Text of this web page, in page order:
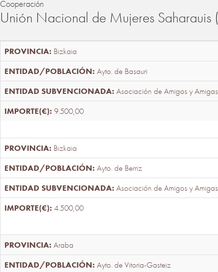
Cooperación
Unión Nacional de Mujeres
Bizkaia
Ayto. de Basauri
Asociación de Amigos y
9.500,00
Bizkaia
Ayto. de Berriz
Asociación de Amigos y
4.500,00
Araba
Ayto. de Vitoria-Gasteiz